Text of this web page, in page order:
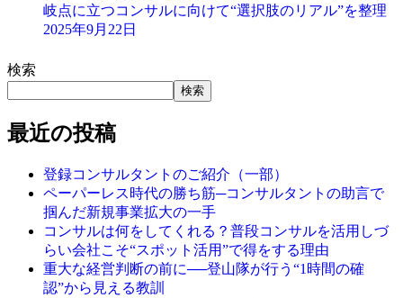
岐点に立つコンサルに向けて“選択肢のリアル”を整理
2025年9月22日
検索
検索
最近の投稿
登録コンサルタントのご紹介（一部）
ペーパーレス時代の勝ち筋─コンサルタントの助言で
掴んだ新規事業拡大の一手
コンサルは何をしてくれる？普段コンサルを活用しづ
らい会社こそ“スポット活用”で得をする理由
重大な経営判断の前に──登山隊が行う“1時間の確
認”から見える教訓